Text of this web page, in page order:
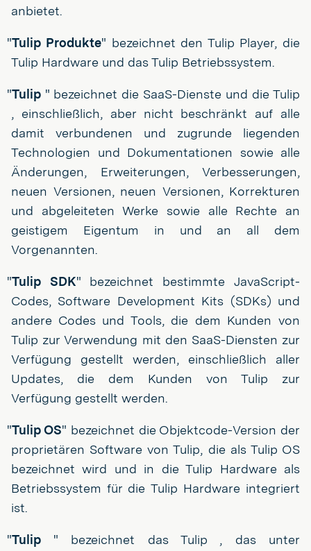
anbietet.
"Tulip Produkte" bezeichnet den Tulip Player, die
Tulip Hardware und das Tulip Betriebssystem.
"Tulip " bezeichnet die SaaS-Dienste und die Tulip
, einschließlich, aber nicht beschränkt auf alle
damit verbundenen und zugrunde liegenden
Technologien und Dokumentationen sowie alle
Änderungen, Erweiterungen, Verbesserungen,
neuen Versionen, neuen Versionen, Korrekturen
und abgeleiteten Werke sowie alle Rechte an
geistigem Eigentum in und an all dem
Vorgenannten.
"Tulip SDK" bezeichnet bestimmte JavaScript-
Codes, Software Development Kits (SDKs) und
andere Codes und Tools, die dem Kunden von
Tulip zur Verwendung mit den SaaS-Diensten zur
Verfügung gestellt werden, einschließlich aller
Updates, die dem Kunden von Tulip zur
Verfügung gestellt werden.
"Tulip OS" bezeichnet die Objektcode-Version der
proprietären Software von Tulip, die als Tulip OS
bezeichnet wird und in die Tulip Hardware als
Betriebssystem für die Tulip Hardware integriert
ist.
"Tulip " bezeichnet das Tulip , das unter